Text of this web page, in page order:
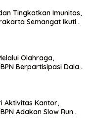
Tingkatkan Imunitas,
Semangat Ikuti
Olahraga,
Berpartisipasi Dalam
Aktivitas Kantor,
Adakan Slow Run